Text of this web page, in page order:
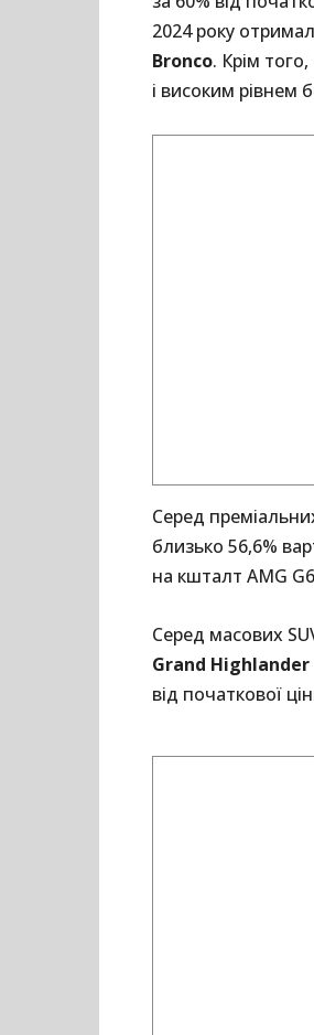
2024 року
Bronco. Крім
і високим рівнем
Серед
близько 56,6%
на кшталт AMG
Серед масових
Grand Highlander
від початкової